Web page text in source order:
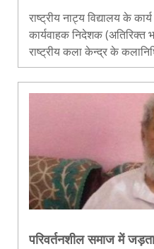
राष्ट्रीय नाट्य विद्यालय के
कार्यवाहक निदेशक (अतिरिक्त
राष्ट्रीय कला केन्द्र के
चन्द्र गौड़ से संवाददाता
संपादित अंश –..
परिवर्तनशील समाज में